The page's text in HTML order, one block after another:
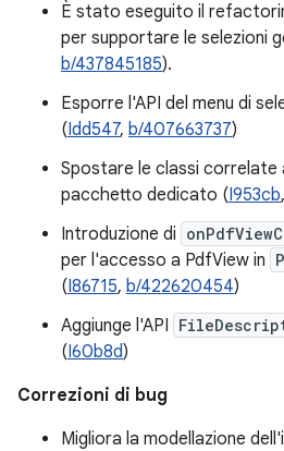
È stato eseguito il
per supportare le selezioni
b/437845185).
Esporre l'API del menu di
(Idd547, b/407663737)
Spostare le classi correlate
pacchetto dedicato (I953cb,
Introduzione di
per l'accesso a PdfView in
(I86715, b/422620454)
Aggiunge l'API
(I60b8d)
Correzioni di bug
Migliora la modellazione